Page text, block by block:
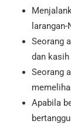
larangan-
Seorang
dan
Seorang
Apabila